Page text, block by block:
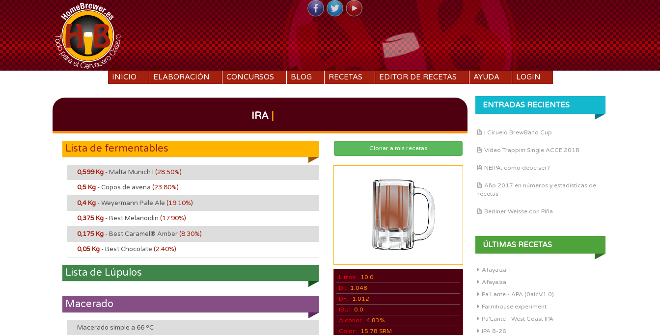
SKIP TO CONTENT
INICIO ELABORACIÓN CONCURSOS BLOG RECETAS EDITOR DE RECETAS AYUDA LOGIN
IRA|
Lista de fermentables
0,599 Kg - Malta Munich I (28.50%)
0,5 Kg - Copos de avena (23.80%)
0,4 Kg - Weyermann Pale Ale (19.10%)
0,375 Kg - Best Melanoidin (17.90%)
0,175 Kg - Best Caramel® Amber(8.30%)
0,05 Kg - Best Chocolate (2.40%)
Lista de Lúpulos
Macerado
Macerado simple a 66 ºC
Clonar a mis recetas
Litros:
10.0
DI:
1.048
DF:
1.012
IBU:
0.0
Alcohol: 4.83%
Color:
15.78 SRM
ENTRADAS RECIENTES
I Ciruelo BrewBand Cup
Vídeo Trappist Single ACCE 2018
NEIPA, cómo debe ser?
Año 2017 en números y estadísticas de
recetas
Berliner Weisse con Piña
ÚLTIMAS RECETAS
Afayaiza
Afayaiza
Pa´Lante - APA (0alcV1.0)
Farmhouse experiment
Pa'Lante - West Coast IPA
IPA 8-26